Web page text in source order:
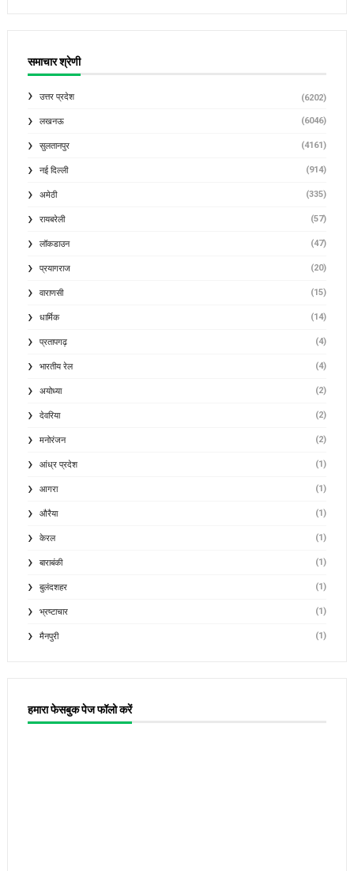
समाचार श्रेणी
उत्तर प्रदेश (6202)
लखनऊ (6046)
सुलतानपुर (4161)
नई दिल्ली (914)
अमेठी (335)
रायबरेली (57)
लॉकडाउन (47)
प्रयागराज (20)
वाराणसी (15)
धार्मिक (14)
प्रतापगढ़ (4)
भारतीय रेल (4)
अयोध्या (2)
देवरिया (2)
मनोरंजन (2)
आंध्र प्रदेश (1)
आगरा (1)
औरैया (1)
केरल (1)
बाराबंकी (1)
बुलंदशहर (1)
भ्रष्टाचार (1)
मैनपुरी (1)
हमारा फेसबुक पेज फॉलो करें